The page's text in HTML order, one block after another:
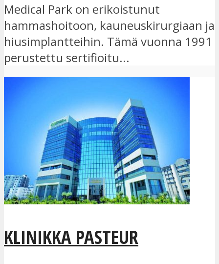
Medical Park on erikoistunut
hammashoitoon, kauneuskirurgiaan ja
hiusimplantteihin. Tämä vuonna 1991
perustettu sertifioitu...
KLINIKKA PASTEUR